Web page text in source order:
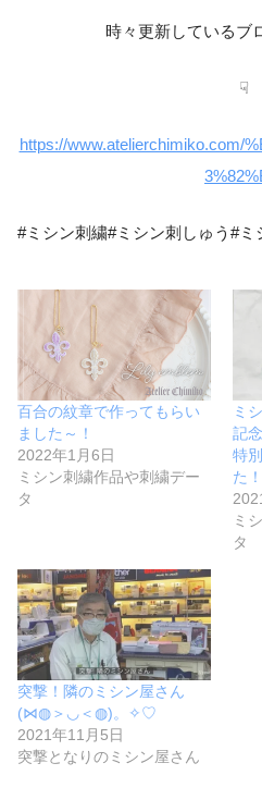
時々更新しているブ
☟
https://www.atelierchimiko.com/
#ミシン刺繍#ミシン刺しゅう#
百合の紋章で作ってもらい
ました～！
2022年1月6日
ミシン刺繍作品や刺繍デー
タ
ミ
記
特
た！
ミ
タ
突撃！隣のミシン屋さん
(⋈◍＞◡＜◍)。✧♡
2021年11月5日
突撃となりのミシン屋さん